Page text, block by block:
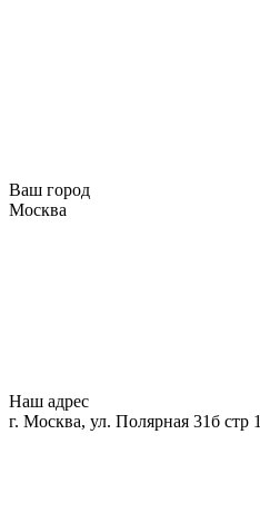
Ваш город
Москва
Наш адрес
г. Москва, ул. Полярная 31б стр 1